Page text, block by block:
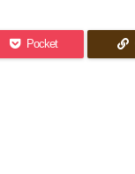
Pocket